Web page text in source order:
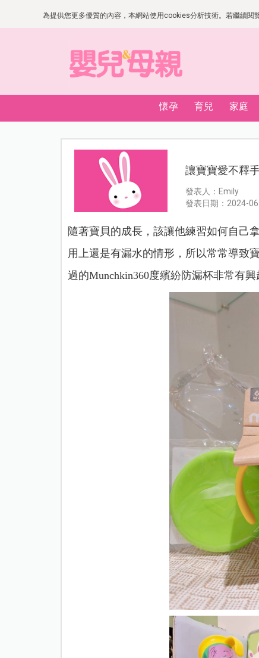
為提供您更多優質的內容，本網站使用cookies分析技術。若繼續
懷孕 育兒 家庭
讓寶寶愛不釋
發表人：Emily
發表日期：2024-
隨著寶貝的成長，該讓他練習如何自己
用上還是有漏水的情形，所以常常導致
過的Munchkin360度繽紛防漏杯非常有